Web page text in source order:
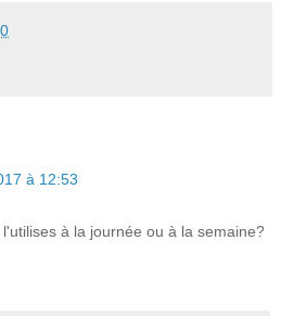
à 12:53
à la journée ou à la semaine?